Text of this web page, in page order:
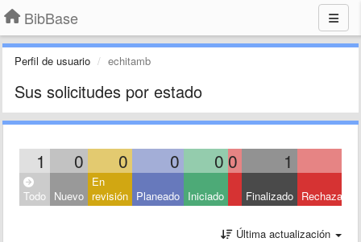
BibBase
Perfil de usuario echitamb
Sus solicitudes por estado
1 0 0 0 0 0 1
Todo Nuevo
En
revisión Planeado Iniciado Finalizado Rechazado
Última actualización